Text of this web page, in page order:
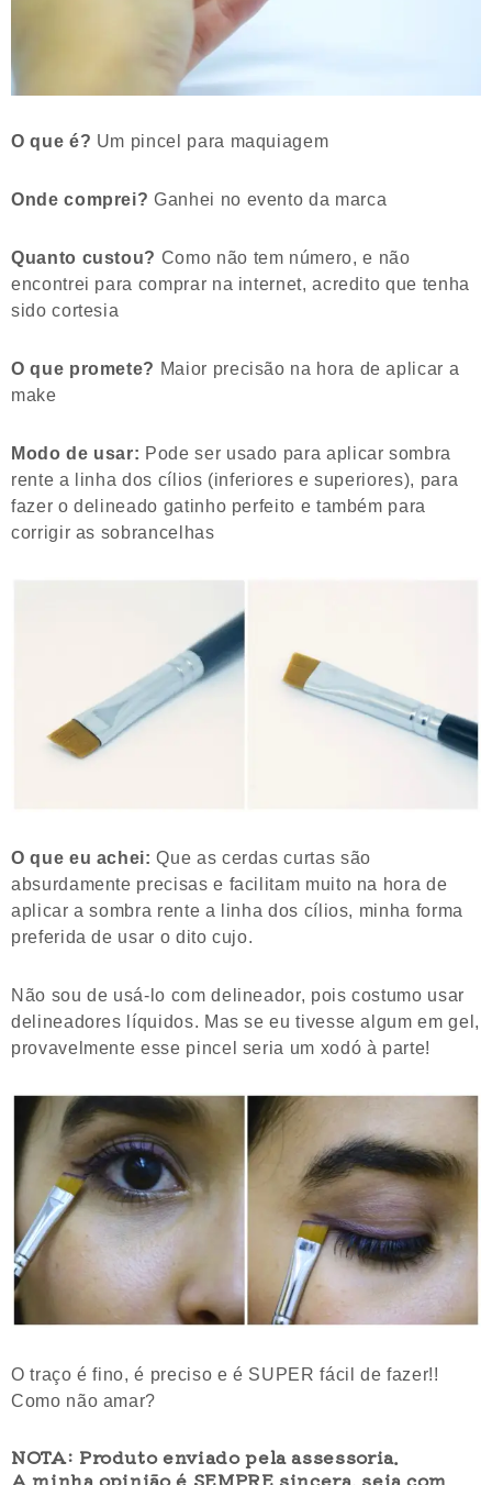
O que é? Um pincel para maquiagem
Onde comprei? Ganhei no evento da marca
Quanto custou? Como não tem número, e não
encontrei para comprar na internet, acredito que tenha
sido cortesia
O que promete? Maior precisão na hora de aplicar a
make
Modo de usar: Pode ser usado para aplicar sombra
rente a linha dos cílios (inferiores e superiores), para
fazer o delineado gatinho perfeito e também para
corrigir as sobrancelhas
O que eu achei: Que as cerdas curtas são
absurdamente precisas e facilitam muito na hora de
aplicar a sombra rente a linha dos cílios, minha forma
preferida de usar o dito cujo.
Não sou de usá-lo com delineador, pois costumo usar
delineadores líquidos. Mas se eu tivesse algum em gel,
provavelmente esse pincel seria um xodó à parte!
O traço é fino, é preciso e é SUPER fácil de fazer!!
Como não amar?
NOTA: Produto enviado pela assessoria.
A minha opinião é SEMPRE sincera, seja com